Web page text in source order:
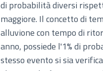
di probabilità diversi
maggiore. Il concetto di
alluvione con tempo di
anno, possiede l'1% di
stesso evento si sia